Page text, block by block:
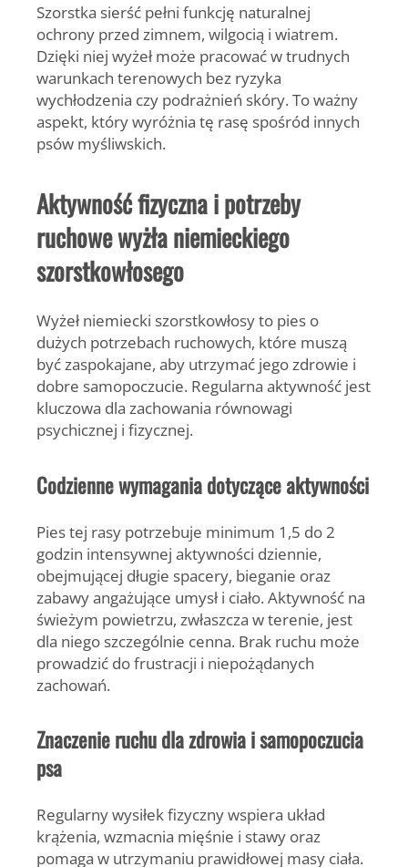
Szorstka sierść pełni funkcję naturalnej
ochrony przed zimnem, wilgocią i wiatrem.
Dzięki niej wyżeł może pracować w trudnych
warunkach terenowych bez ryzyka
wychłodzenia czy podrażnień skóry. To ważny
aspekt, który wyróżnia tę rasę spośród innych
psów myśliwskich.
Aktywność fizyczna i potrzeby
ruchowe wyżła niemieckiego
szorstkowłosego
Wyżeł niemiecki szorstkowłosy to pies o
dużych potrzebach ruchowych, które muszą
być zaspokajane, aby utrzymać jego zdrowie i
dobre samopoczucie. Regularna aktywność jest
kluczowa dla zachowania równowagi
psychicznej i fizycznej.
Codzienne wymagania dotyczące aktywności
Pies tej rasy potrzebuje minimum 1,5 do 2
godzin intensywnej aktywności dziennie,
obejmującej długie spacery, bieganie oraz
zabawy angażujące umysł i ciało. Aktywność na
świeżym powietrzu, zwłaszcza w terenie, jest
dla niego szczególnie cenna. Brak ruchu może
prowadzić do frustracji i niepożądanych
zachowań.
Znaczenie ruchu dla zdrowia i samopoczucia
psa
Regularny wysiłek fizyczny wspiera układ
krążenia, wzmacnia mięśnie i stawy oraz
pomaga w utrzymaniu prawidłowej masy ciała.